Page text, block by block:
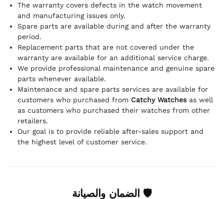
The warranty covers defects in the watch movement
and manufacturing issues only.
Spare parts are available during and after the warranty
period.
Replacement parts that are not covered under the
warranty are available for an additional service charge.
We provide professional maintenance and genuine spare
parts whenever available.
Maintenance and spare parts services are available for
customers who purchased from Catchy Watchesas well
as customers who purchased their watches from other
retailers.
Our goal is to provide reliable after-sales support and
the highest level of customer service.
🛡 الضمان والصيانة